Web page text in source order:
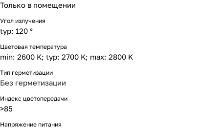
Только в помещении
Угол излучения
typ: 120 °
Цветовая температура
min: 2600 K; typ: 2700 K; max: 2800 K
Тип герметизации
Без герметизации
Индекс цветопередачи
>85
Напряжение питания